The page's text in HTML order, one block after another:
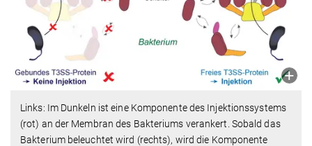
Links: Im Dunkeln ist eine Komponente des Injektionssystems
(rot) an der Membran des Bakteriums verankert. Sobald das
Bakterium beleuchtet wird (rechts), wird die Komponente